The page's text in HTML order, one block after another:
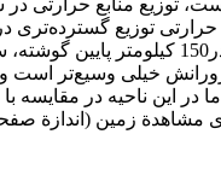
توزیع گسترده‌تری
در مدل گرمایش از پایین‌ترین عمق گوشته که به
خیلی وسیع‌تر
دلیل ایجاد حرارت زیاد، دما
مشاهدة زمین